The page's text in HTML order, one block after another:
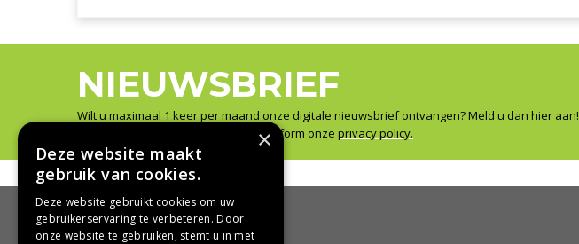
NIEUWSBRIEF
Wilt u maximaal 1 keer per maand onze digitale nieuwsbrief ontvangen? Meld u dan hier aan!
Wij slaan uw gegevens secuur op conform onze privacy policy.
×
Deze website maakt
gebruik van cookies.
Deze website gebruikt cookies om uw
gebruikerservaring te verbeteren. Door
onze website te gebruiken, stemt u in met